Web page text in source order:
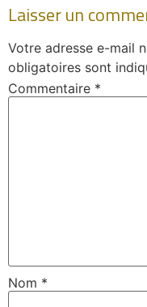
Laisser un
Votre adresse e-mail
obligatoires sont
Commentaire *
Nom *